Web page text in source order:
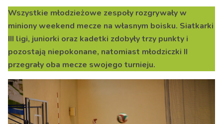
Wszystkie młodzieżowe zespoły rozgrywały w
miniony weekend mecze na własnym boisku. Siatkarki
III ligi, juniorki oraz kadetki zdobyły trzy punkty i
pozostają niepokonane, natomiast młodziczki II
przegrały oba mecze swojego turnieju.